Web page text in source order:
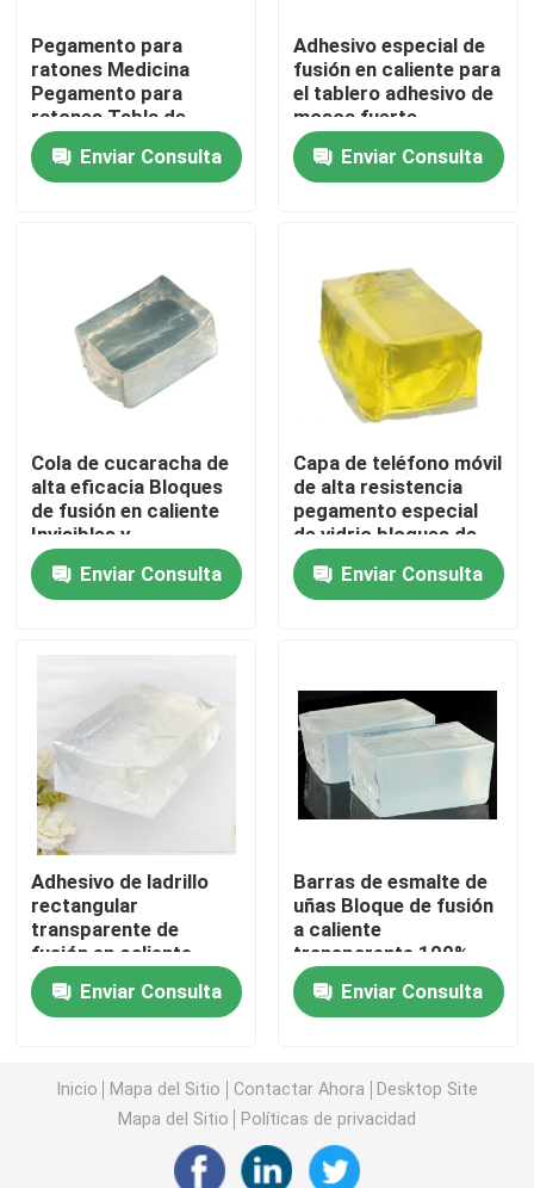
Productos
Videos
Sobre nosotros
Control de Calidad
Contacto
Solicitar una cotización
cinta adhesiva del derretimiento caliente
cinta echada a un lado doble de la espuma
Cinta adhesiva del lanzamiento del estiramiento
Cinta echada a un lado doble del tejido
Placa flexográfica que monta las cintas
Cinta adhesiva de transferencia
Cinta adhesiva desprendible
Pegamento para
ratones Medicina
Pegamento para
ratones Tabla de
pegamento fuerte de
alta viscosidad
Pegamento para
Enviar Consulta
Adhesivo especial de
fusión en caliente para
el tablero adhesivo de
mosca fuerte
adhesivo de mosca y
prevención eficiente
de moscas
Enviar Consulta
Cola de cucaracha de
alta eficacia Bloques
de fusión en caliente
Invisibles y
respetuosos con el
medio ambiente No
tóxicos
Enviar Consulta
Capa de teléfono móvil
de alta resistencia
pegamento especial
de vidrio bloques de
fusión en caliente
unión profesional
Enviar Consulta
Adhesivo de ladrillo
rectangular
transparente de
fusión en caliente
pegamento especial
Enviar Consulta
Barras de esmalte de
uñas Bloque de fusión
a caliente
transparente 100%
contenido sólido
Larga vida útil
Enviar Consulta
Inicio Mapa del Sitio Contactar Ahora
Desktop Site
Mapa del Sitio
Políticas de privacidad